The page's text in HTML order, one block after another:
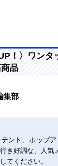
！〉ワン
品
集部
ント、ポップ
き好調な、人気
てください。